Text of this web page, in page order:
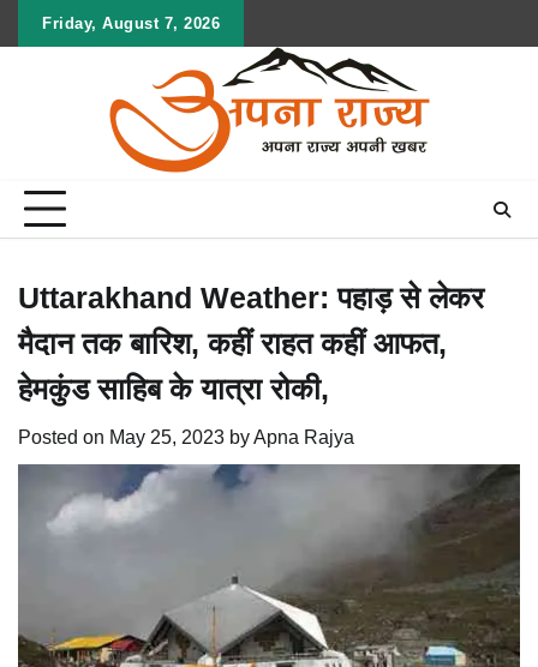
Friday, August 7, 2026
Uttarakhand Weather: पहाड़ से लेकर
मैदान तक बारिश, कहीं राहत कहीं आफत,
हेमकुंड साहिब के यात्रा रोकी,
Posted on May 25, 2023 byApna Rajya